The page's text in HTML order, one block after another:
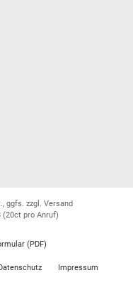
ggfs. zzgl. Versand
(20ct pro Anruf)
(PDF)
Impressum